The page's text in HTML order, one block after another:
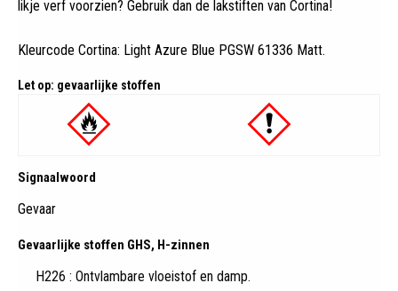
likje verf voorzien? Gebruik dan de lakstiften van Cortina!
Kleurcode Cortina: Light Azure Blue PGSW 61336 Matt.
Let op: gevaarlijke stoffen
Signaalwoord
Gevaar
Gevaarlijke stoffen GHS, H-zinnen
H226 : Ontvlambare vloeistof en damp.